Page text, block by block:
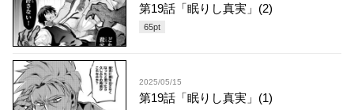
第19話「眠りし真実」(2)
65pt
2025/05/15
第19話「眠りし真実」(1)